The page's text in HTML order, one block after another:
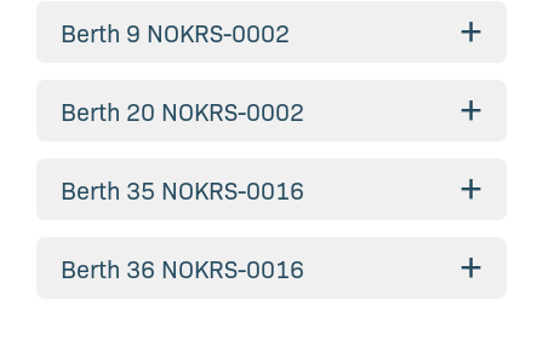
Berth 9 NOKRS-0002 +
Berth 20 NOKRS-0002 +
Berth 35 NOKRS-0016 +
Berth 36 NOKRS-0016 +